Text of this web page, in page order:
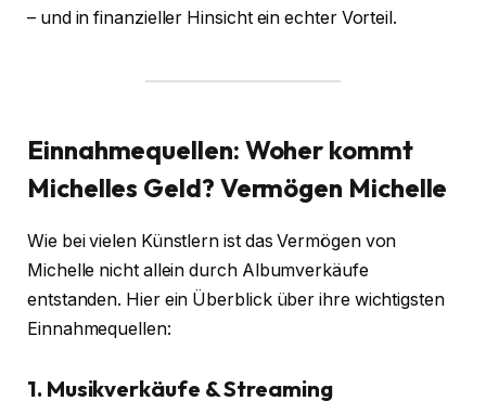
– und in finanzieller Hinsicht ein echter Vorteil.
Einnahmequellen: Woher kommt
Michelles Geld? Vermögen Michelle
Wie bei vielen Künstlern ist das Vermögen von
Michelle nicht allein durch Albumverkäufe
entstanden. Hier ein Überblick über ihre wichtigsten
Einnahmequellen:
1. Musikverkäufe & Streaming